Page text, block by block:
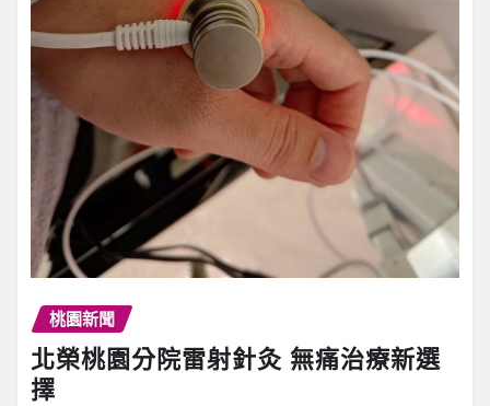
桃園新聞
北榮桃園分院雷射針灸 無痛治療新選
擇